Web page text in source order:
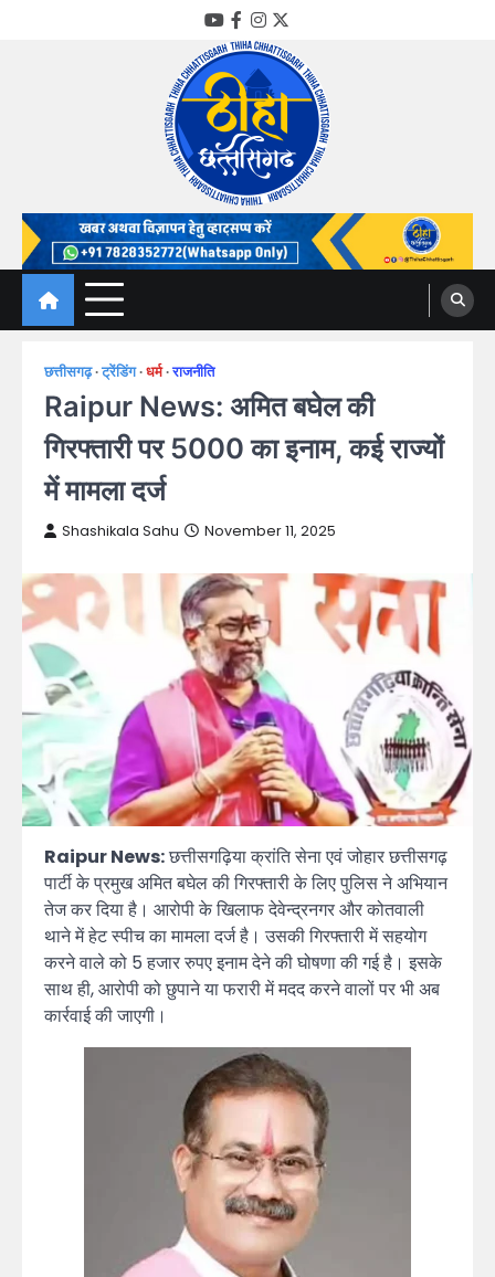
YouTube
Facebook
Instagram
Twitter
Thiha Chhattisgarh
गोठ जन-जन के
छत्तीसगढ़ ट्रेंडिंग धर्म राजनीति
Raipur News: अमित बघेल की
गिरफ्तारी पर 5000 का इनाम, कई राज्यों
में मामला दर्ज
Shashikala Sahu November 11, 2025
Raipur News:छत्तीसगढ़िया क्रांति सेना एवं जोहार छत्तीसगढ़
पार्टी के प्रमुख अमित बघेल की गिरफ्तारी के लिए पुलिस ने अभियान
तेज कर दिया है। आरोपी के खिलाफ देवेन्द्रनगर और कोतवाली
थाने में हेट स्पीच का मामला दर्ज है। उसकी गिरफ्तारी में सहयोग
करने वाले को 5 हजार रुपए इनाम देने की घोषणा की गई है। इसके
साथ ही, आरोपी को छुपाने या फरारी में मदद करने वालों पर भी अब
कार्रवाई की जाएगी।